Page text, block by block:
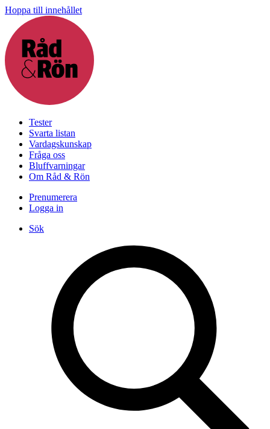
Hoppa till innehållet
Tester
Svarta listan
Vardagskunskap
Fråga oss
Bluffvarningar
Om Råd & Rön
Prenumerera
Logga in
Sök